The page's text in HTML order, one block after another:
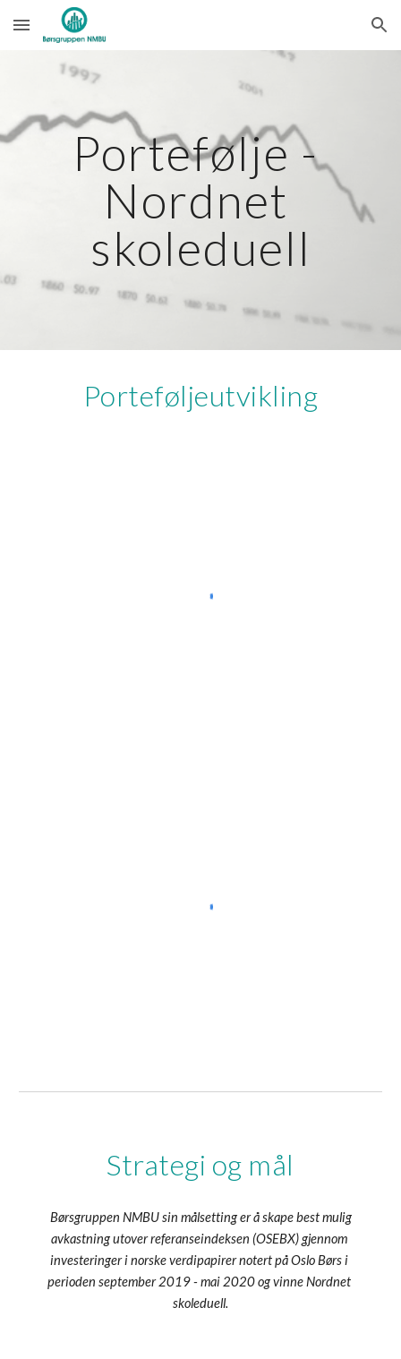
Skip to main content Skip to navigation
Portefølje -
Nordnet
skoleduell
Porteføljeutvikling
Strategi og mål
avkastning utover referanseindeksen (OSEBX) gjennom
investeringer i norske verdipapirer notert på Oslo Børs i
perioden september 2019 - mai 2020 og vinne Nordnet
skoleduell.